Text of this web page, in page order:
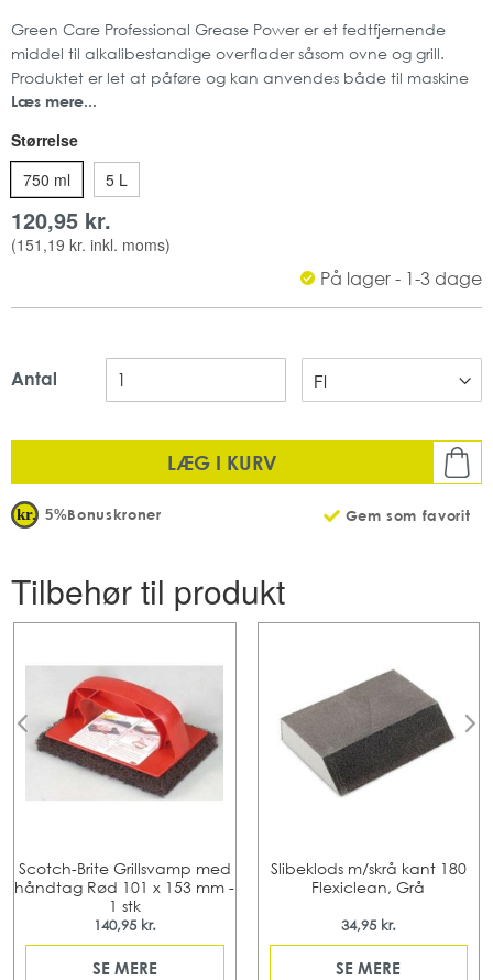
Green Care Professional Grease Power er et fedtfjernende
middel til alkalibestandige overflader såsom ovne og grill.
Produktet er let at påføre og kan anvendes både til maskine
og manuelt.
Green Care Professionals produkter er desuden Cradle to
Cradle certificeret.
Blomstermærket
Indeholder: 750 ml
Mængde: 1 stk pr pakke
Læs mere...
Størrelse
750 ml
5 L
120,95 kr.
(151,19 kr. inkl. moms)
På lager - 1-3 dage
Antal
LÆG I KURV
Gem som favorit
5%Bonuskroner
Tilbehør til produkt
Scotch-Brite Grillsvamp med
håndtag Rød 101 x 153 mm -
1 stk
140,95 kr.
SE MERE
Slibeklods m/skrå kant 180
Flexiclean, Grå
34,95 kr.
SE MERE